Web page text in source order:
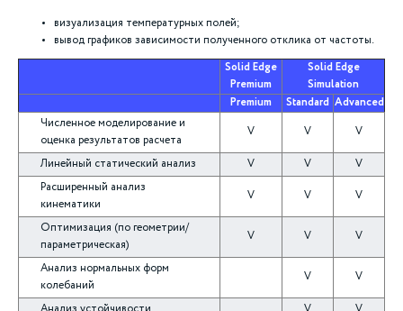
визуализация температурных полей;
вывод графиков зависимости полученного отклика от частоты.
Solid Edge
Premium
Solid Edge
Simulation
Premium
Standard
Advanced
Численное моделирование и
оценка результатов расчета
V V V
Линейный статический анализ V V V
Расширенный анализ
кинематики
V V V
Оптимизация (по геометрии/
параметрическая)
V V V
Анализ нормальных форм
колебаний
V V